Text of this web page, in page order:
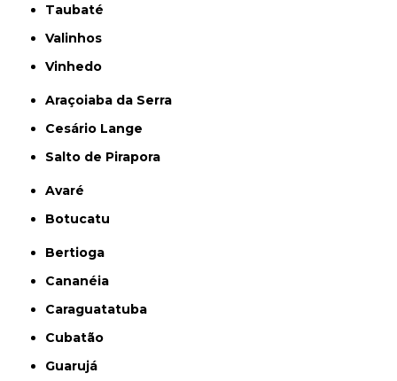
Taubaté
Valinhos
Vinhedo
Araçoiaba da Serra
Cesário Lange
Salto de Pirapora
Avaré
Botucatu
Bertioga
Cananéia
Caraguatatuba
Cubatão
Guarujá